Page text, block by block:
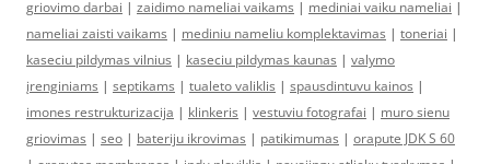
griovimo darbai | zaidimo nameliai vaikams | mediniai vaiku nameliai |
nameliai zaisti vaikams | mediniu nameliu komplektavimas | toneriai |
kaseciu pildymas vilnius | kaseciu pildymas kaunas | valymo
įrenginiams | septikams | tualeto valiklis | spausdintuvu kainos |
imones restrukturizacija | klinkeris | vestuviu fotografai | muro sienu
griovimas | seo | bateriju ikrovimas | patikimumas | orapute JDK S 60